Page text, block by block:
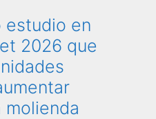
estudio en
2026 que
molienda